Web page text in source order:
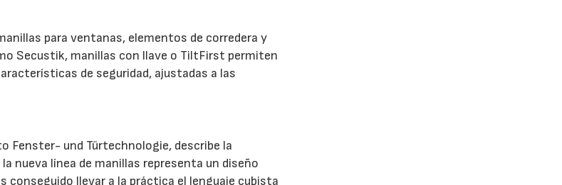
para ventanas, elementos de corredera y
Secustik, manillas con llave o TiltFirst permiten
de seguridad, ajustadas a las
Fenster- und Türtechnologie, describe la
nueva línea de manillas representa un diseño
llevar a la práctica el lenguaje cubista